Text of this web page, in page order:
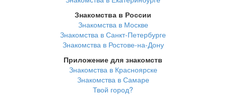
Знакомства в России
Знакомства в Москве
Знакомства в Санкт-Петербурге
Знакомства в Ростове-на-Дону
Приложение для знакомств
Знакомства в Красноярске
Знакомства в Самаре
Твой город?